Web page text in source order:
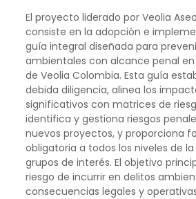
El proyecto liderado por Veolia
consiste en la adopción e
guía integral diseñada para
ambientales con alcance penal
de Veolia Colombia. Esta guía
debida diligencia, alinea los
significativos con matrices de
identifica y gestiona riesgos
nuevos proyectos, y proporciona
obligatoria a todos los niveles de
grupos de interés. El objetivo
riesgo de incurrir en delitos
consecuencias legales y